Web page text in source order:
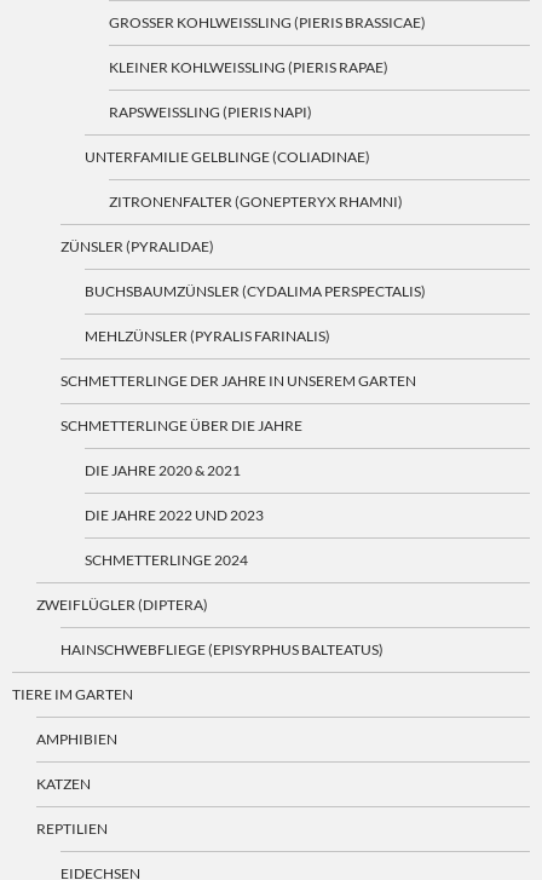
GROSSER KOHLWEISSLING (PIERIS BRASSICAE)
KLEINER KOHLWEISSLING (PIERIS RAPAE)
RAPSWEISSLING (PIERIS NAPI)
UNTERFAMILIE GELBLINGE (COLIADINAE)
ZITRONENFALTER (GONEPTERYX RHAMNI)
ZÜNSLER (PYRALIDAE)
BUCHSBAUMZÜNSLER (CYDALIMA PERSPECTALIS)
MEHLZÜNSLER (PYRALIS FARINALIS)
SCHMETTERLINGE DER JAHRE IN UNSEREM GARTEN
SCHMETTERLINGE ÜBER DIE JAHRE
DIE JAHRE 2020 & 2021
DIE JAHRE 2022 UND 2023
SCHMETTERLINGE 2024
ZWEIFLÜGLER (DIPTERA)
HAINSCHWEBFLIEGE (EPISYRPHUS BALTEATUS)
TIERE IM GARTEN
AMPHIBIEN
KATZEN
REPTILIEN
EIDECHSEN